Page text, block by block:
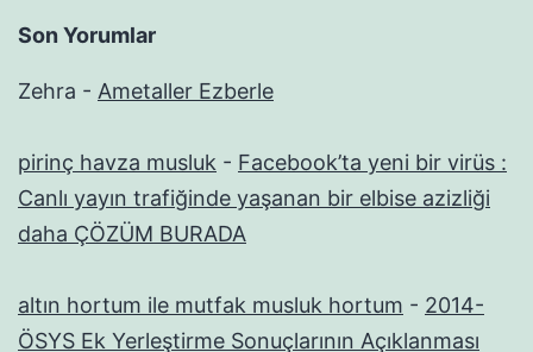
Son Yorumlar
Zehra - Ametaller Ezberle
pirinç havza musluk - Facebook’ta yeni bir virüs :
Canlı yayın trafiğinde yaşanan bir elbise azizliği
daha ÇÖZÜM BURADA
altın hortum ile mutfak musluk hortum - 2014-
ÖSYS Ek Yerleştirme Sonuçlarının Açıklanması